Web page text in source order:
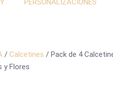
PERSONALIZACIONES
/ Calcetines / Pack de 4
y Flores